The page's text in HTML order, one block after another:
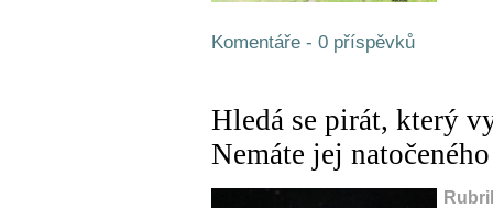
Komentáře - 0 příspěvků
Hledá se pirát, který
Nemáte jej